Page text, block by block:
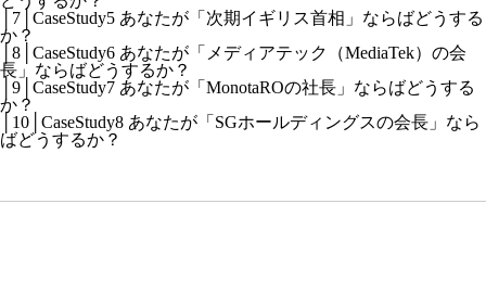
│7│CaseStudy5 あなたが「次期イギリス首相」ならばどうする
か？
│8│CaseStudy6 あなたが「メディアテック（MediaTek）の会
長」ならばどうするか？
│9│CaseStudy7 あなたが「MonotaROの社長」ならばどうする
か？
│10│CaseStudy8 あなたが「SGホールディングスの会長」なら
ばどうするか？